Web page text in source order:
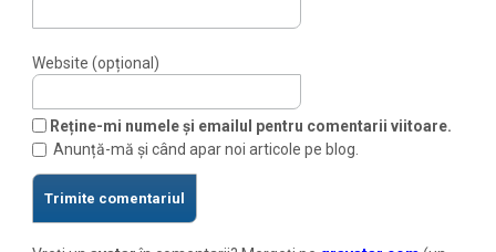
Website (opțional)
Reține-mi numele și emailul pentru comentarii viitoare.
Anunță-mă și când apar noi articole pe blog.